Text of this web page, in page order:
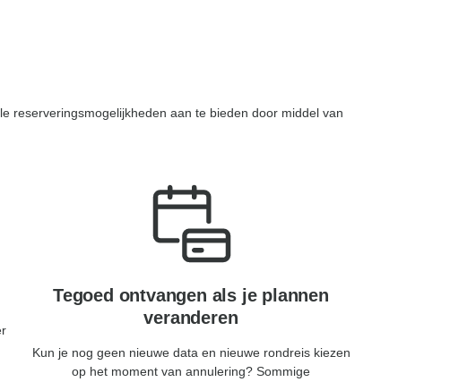
reserveringsmogelijkheden aan te bieden door middel van
Tegoed ontvangen als je plannen
veranderen
Kun je nog geen nieuwe data en nieuwe rondreis kiezen
op het moment van annulering? Sommige